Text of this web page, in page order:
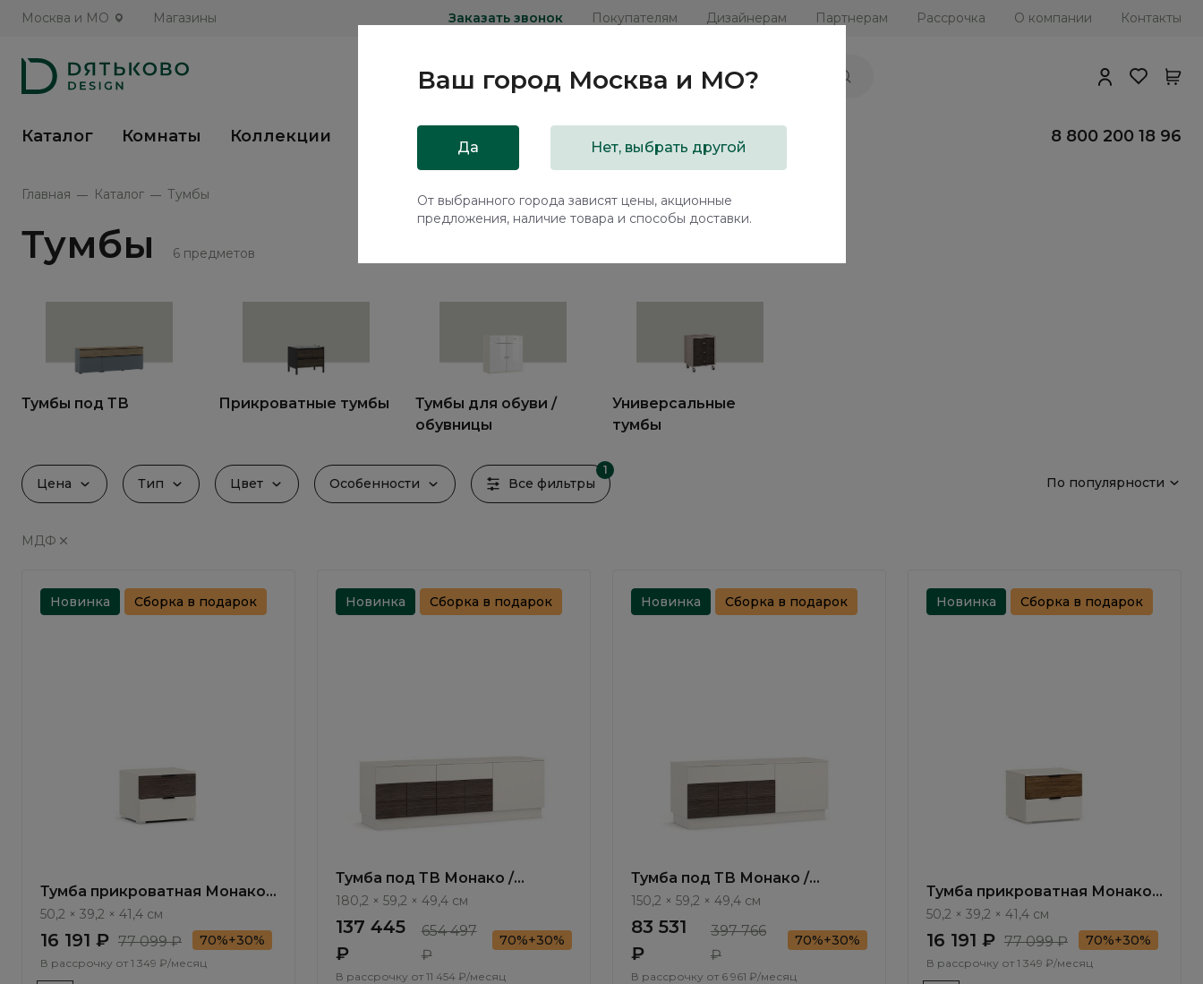
Москва и МО Магазины Заказать звонок Покупателям Дизайнерам Партнерам Рассрочка О компании Контакты
Каталог Комнаты Коллекции Распродажа 8 800 200 18 96
Главная Каталог Тумбы
Тумбы 6 предметов
Тумбы под ТВ Прикроватные тумбы
Тумбы для обуви /
обувницы
Универсальные
тумбы
Цена Тип Цвет Особенности
1
Все фильтры По популярности
МДФ
Новинка Сборка в подарок
Тумба прикроватная Монако /
Monako MN010.3
50,2 × 39,2 × 41,4 см
16 191 ₽ 77 099 ₽ 70%+30%
В рассрочку от 1 349 ₽/месяц
Новинка Сборка в подарок
Тумба под ТВ Монако /
Monako MN502.3
180,2 × 59,2 × 49,4 см
137 445
₽
654 497
₽
70%+30%
В рассрочку от 11 454 ₽/месяц
Новинка Сборка в подарок
Тумба под ТВ Монако /
Monako MN501.3
150,2 × 59,2 × 49,4 см
83 531
₽
397 766
₽
70%+30%
В рассрочку от 6 961 ₽/месяц
Новинка Сборка в подарок
Тумба прикроватная Монако /
Monako MN010.1
50,2 × 39,2 × 41,4 см
16 191 ₽ 77 099 ₽ 70%+30%
В рассрочку от 1 349 ₽/месяц
Ваш город Москва и МО?
Да Нет, выбрать другой
От выбранного города зависят цены, акционные
предложения, наличие товара и способы доставки.